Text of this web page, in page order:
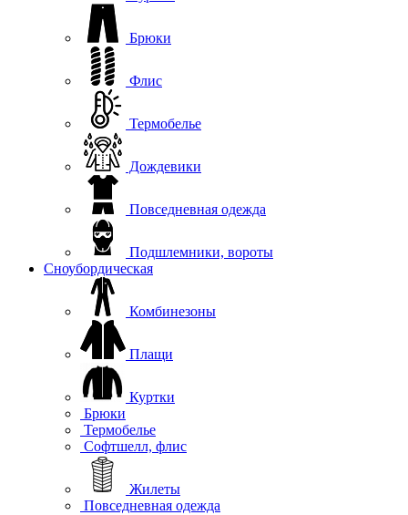
Брюки
Флис
Термобелье
Дождевики
Повседневная одежда
Подшлемники, вороты
Сноубордическая
Комбинезоны
Плащи
Куртки
Брюки
Термобелье
Софтшелл, флис
Жилеты
Повседневная одежда